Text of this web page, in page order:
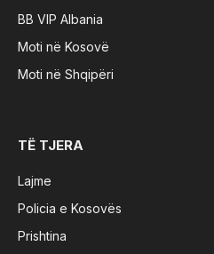
BB VIP Albania
Moti në Kosovë
Moti në Shqipëri
TË TJERA
Lajme
Policia e Kosovës
Prishtina